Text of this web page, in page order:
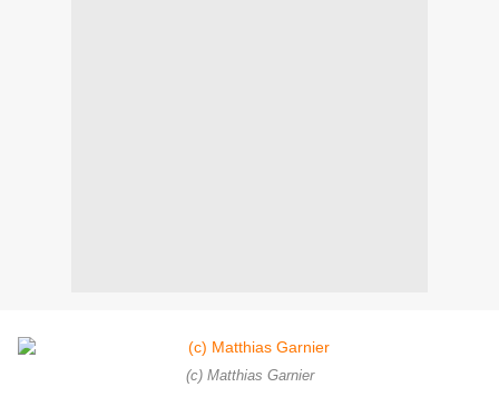
(c) Matthias Garnier